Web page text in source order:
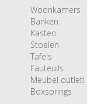
Woonkamers
Banken
Kasten
Stoelen
Tafels
Fauteuils
Meubel outlet!
Boxsprings